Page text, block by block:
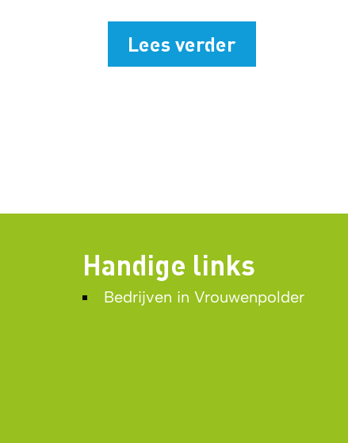
Lees verder
Handige links
Bedrijven in Vrouwenpolder